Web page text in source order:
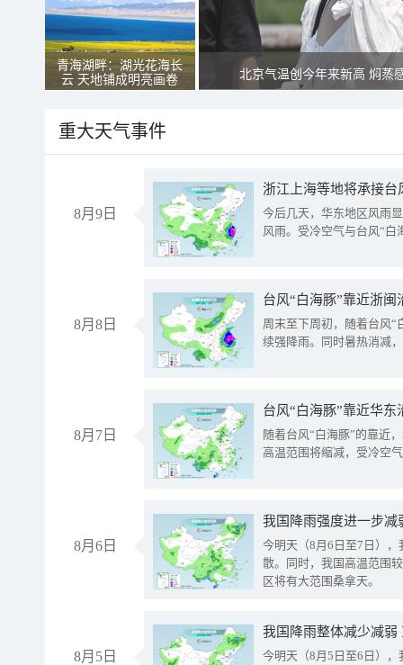
青海湖畔：湖光花海长
云 天地铺成明亮画卷
北京气温创今年来新高 焖蒸
重大天气事件
8月9日
浙江上海等地将承接台
今后几天，华东地区风雨
风雨。受冷空气与台风“白
8月8日
台风“白海豚”靠近浙
周末至下周初，随着台风“
续强降雨。同时暑热消减
8月7日
台风“白海豚”靠近华
随着台风“白海豚”的靠近
高温范围将缩减，受冷空
8月6日
今明天（8月6日至7日）
散。同时，我国高温范围
区将有大范围桑拿天。
8月5日
我国降雨整体减少减弱
今明天（8月5日至6日）